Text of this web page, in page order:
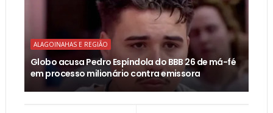
ALAGOINAHAS E REGIÃO
Globo acusa Pedro Espíndola do BBB 26 de má-fé
em processo milionário contra emissora